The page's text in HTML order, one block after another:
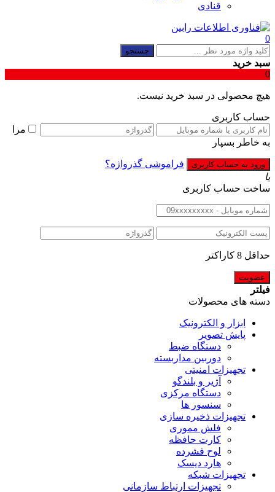
قنادی
0
جستجو
سبد خرید
0
هیچ محصولی در سبد خرید نیست.
حساب کاربری
مرا
به خاطر بسپار
فراموشی گذرواژه؟
یا
ساخت حساب کاربری
حداقل 8 کاراکتر
فیلتر
دسته های محصولات
ابزار و الکترونیک
پایش تصویر
دستگاه ضبط
دوربین مداربسته
تجهیزات امنیتی
آژیر و بلندگو
دستگاه مرکزی
سنسور ها
تجهیزات ذخیره سازی
فلش مموری
کارت حافظه
لوح فشرده
هارد دیسک
تجهیزات شبکه
تجهیزات ارتباط سازمانی